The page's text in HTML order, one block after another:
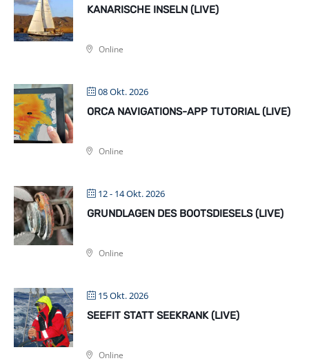
KANARISCHE INSELN (LIVE)
Online
08 Okt. 2026
ORCA NAVIGATIONS-APP TUTORIAL (LIVE)
Online
12 - 14 Okt. 2026
GRUNDLAGEN DES BOOTSDIESELS (LIVE)
Online
15 Okt. 2026
SEEFIT STATT SEEKRANK (LIVE)
Online